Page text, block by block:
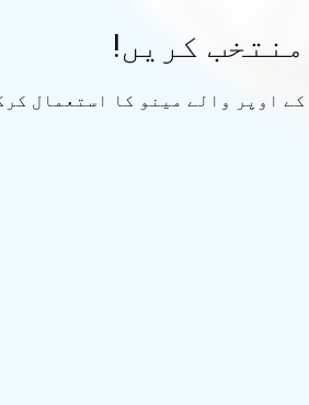
کریں!
اوپر والے مینو کا استعمال